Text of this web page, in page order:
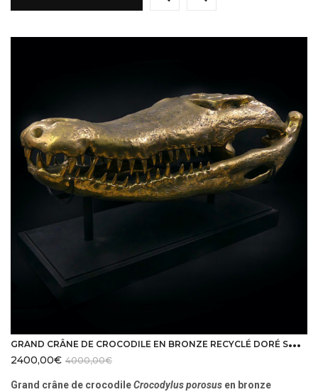
G
RAND CRÂNE DE CROCODILE EN BRONZE RECYCLÉ DORÉ SUR SOCLE NOIR
4000,00€
2400,00€
Grand crâne de crocodileCrocodylus porosus en bronze